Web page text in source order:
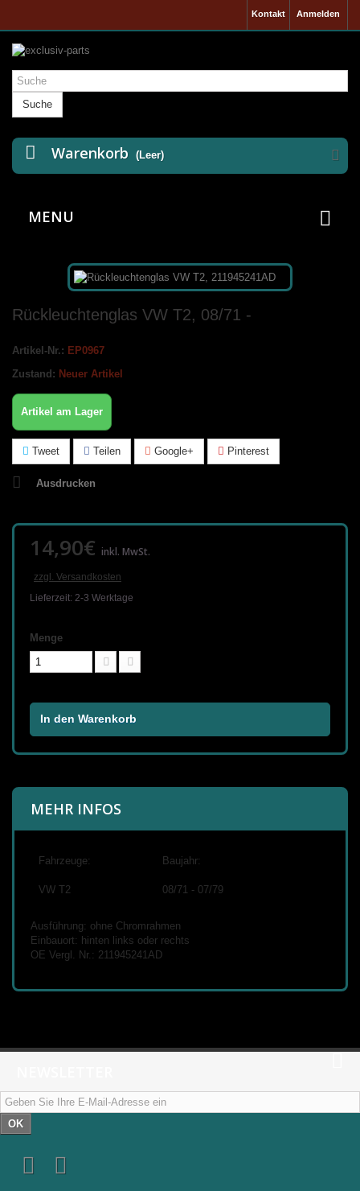
Anmelden
Kontakt
Suche
Warenkorb (Leer)
MENU
Rückleuchtenglas VW T2, 08/71 -
Artikel-Nr.: EP0967
Zustand: Neuer Artikel
Artikel am Lager
Tweet Teilen Google+ Pinterest
Ausdrucken
14,90€ inkl. MwSt.
zzgl. Versandkosten
Lieferzeit: 2-3 Werktage
Menge
In den Warenkorb
MEHR INFOS
Fahrzeuge: Baujahr:
VW T2 08/71 - 07/79
Ausführung: ohne Chromrahmen
Einbauort: hinten links oder rechts
OE Vergl. Nr.: 211945241AD
OK